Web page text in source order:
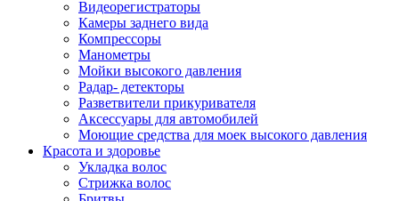
Видеорегистраторы
Камеры заднего вида
Компрессоры
Манометры
Мойки высокого давления
Радар- детекторы
Разветвители прикуривателя
Аксессуары для автомобилей
Моющие средства для моек высокого давления
Красота и здоровье
Укладка волос
Стрижка волос